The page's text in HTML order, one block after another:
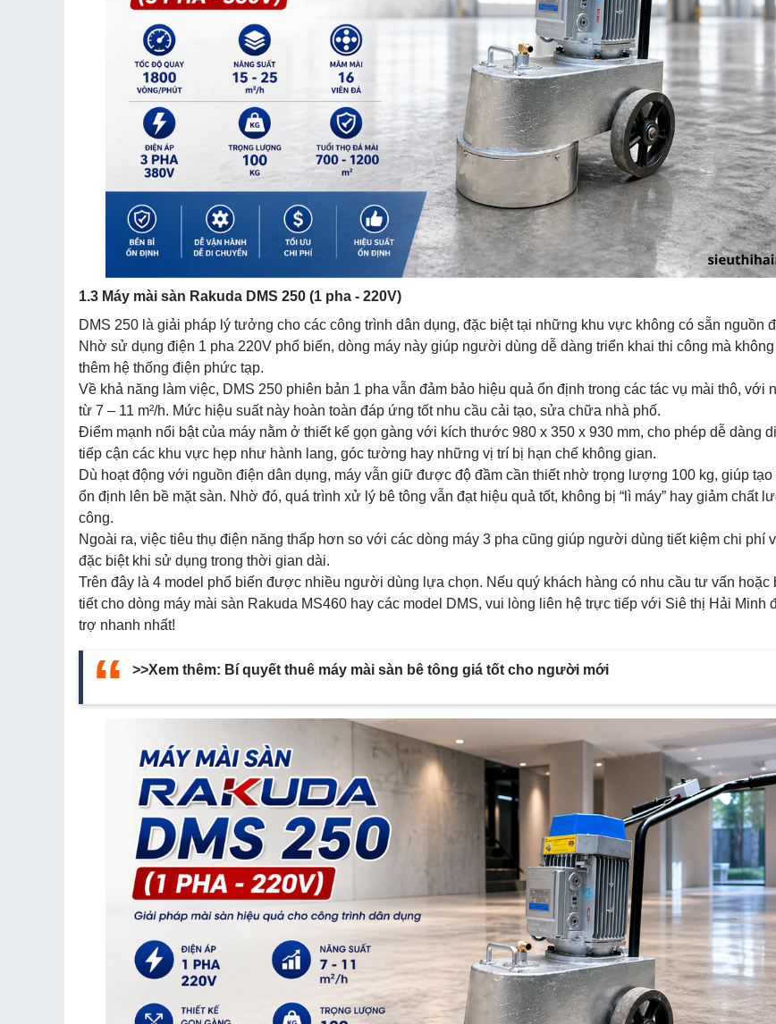
1.3 Máy mài sàn Rakuda DMS 250 (1 pha - 220V)
DMS 250 là giải pháp lý tưởng cho các công trình dân dụng, đặc biệt tại những khu vực không có sẵn nguồn
Nhờ sử dụng điện 1 pha 220V phổ biến, dòng máy này giúp người dùng dễ dàng triển khai thi công mà
thêm hệ thống điện phức tạp.
Về khả năng làm việc, DMS 250 phiên bản 1 pha vẫn đảm bảo hiệu quả ổn định trong các tác vụ mài thô, với
từ 7 – 11 m²/h. Mức hiệu suất này hoàn toàn đáp ứng tốt nhu cầu cải tạo, sửa chữa nhà phố.
Điểm mạnh nổi bật của máy nằm ở thiết kế gọn gàng với kích thước 980 x 350 x 930 mm, cho phép dễ dàng
tiếp cận các khu vực hẹp như hành lang, góc tường hay những vị trí bị hạn chế không gian.
Dù hoạt động với nguồn điện dân dụng, máy vẫn giữ được độ đầm cần thiết nhờ trọng lượng 100 kg, giúp
ổn định lên bề mặt sàn. Nhờ đó, quá trình xử lý bê tông vẫn đạt hiệu quả tốt, không bị “lì máy” hay giảm chất
công.
Ngoài ra, việc tiêu thụ điện năng thấp hơn so với các dòng máy 3 pha cũng giúp người dùng tiết kiệm chi phí
đặc biệt khi sử dụng trong thời gian dài.
Trên đây là 4 model phổ biến được nhiều người dùng lựa chọn. Nếu quý khách hàng có nhu cầu tư vấn hoặc
tiết cho dòng máy mài sàn Rakuda MS460 hay các model DMS, vui lòng liên hệ trực tiếp với Siê thị Hải Minh
trợ nhanh nhất!
>>Xem thêm: Bí quyết thuê máy mài sàn bê tông giá tốt cho người mới